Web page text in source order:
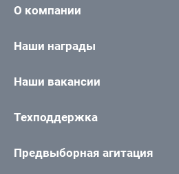
О компании
Наши награды
Наши вакансии
Техподдержка
Предвыборная агитация